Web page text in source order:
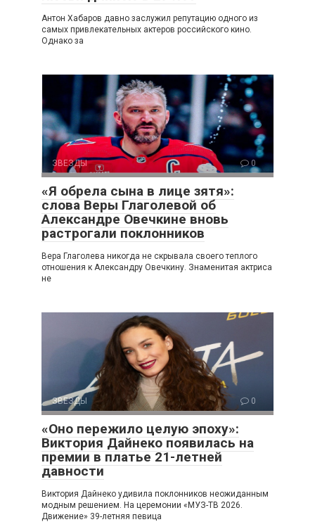
Антон Хабаров давно заслужил репутацию одного из
самых привлекательных актеров российского кино.
Однако за
ЗВЕЗДЫ 0
«Я обрела сына в лице зятя»:
слова Веры Глаголевой об
Александре Овечкине вновь
растрогали поклонников
Вера Глаголева никогда не скрывала своего теплого
отношения к Александру Овечкину. Знаменитая актриса
не
ЗВЕЗДЫ 0
«Оно пережило целую эпоху»:
Виктория Дайнеко появилась на
премии в платье 21-летней
давности
Виктория Дайнеко удивила поклонников неожиданным
модным решением. На церемонии «МУЗ-ТВ 2026.
Движение» 39-летняя певица